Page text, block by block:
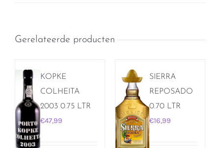
Gerelateerde producten
KOPKE
COLHEITA
2003 0.75 LTR
€47,99
SIERRA
REPOSADO
0.70 LTR
€16,99